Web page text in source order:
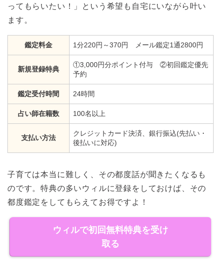
ってもらいたい！」という希望も自宅にいながら叶い
ます。
鑑定料金 1分220円～370円 メール鑑定1通2800円
新規登録特典
①3,000円分ポイント付与 ②初回鑑定優先
予約
鑑定受付時間 24時間
占い師在籍数 100名以上
支払い方法
クレジットカード決済、銀行振込(先払い・
後払いに対応)
子育ては本当に難しく、その都度話が聞きたくなるも
のです。特典の多いウィルに登録をしておけば、その
都度鑑定をしてもらえてお得ですよ！
ウィルで初回無料特典を受け
取る